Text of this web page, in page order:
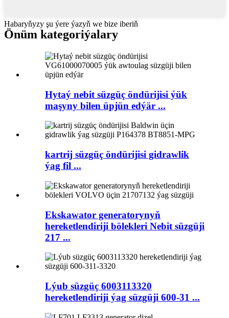
Habaryňyzy şu ýere ýazyň we bize iberiň
Önüm kategoriýalary
Hytaý nebit süzgüç öndürijisi ýük
maşyny bilen üpjün edýär ...
kartrij süzgüç öndürijisi gidrawlik
ýag fil ...
Ekskawator generatorynyň
hereketlendiriji bölekleri Nebit süzgüji
217 ...
Lýub süzgüç 6003113320
hereketlendiriji ýag süzgüji 600-31 ...